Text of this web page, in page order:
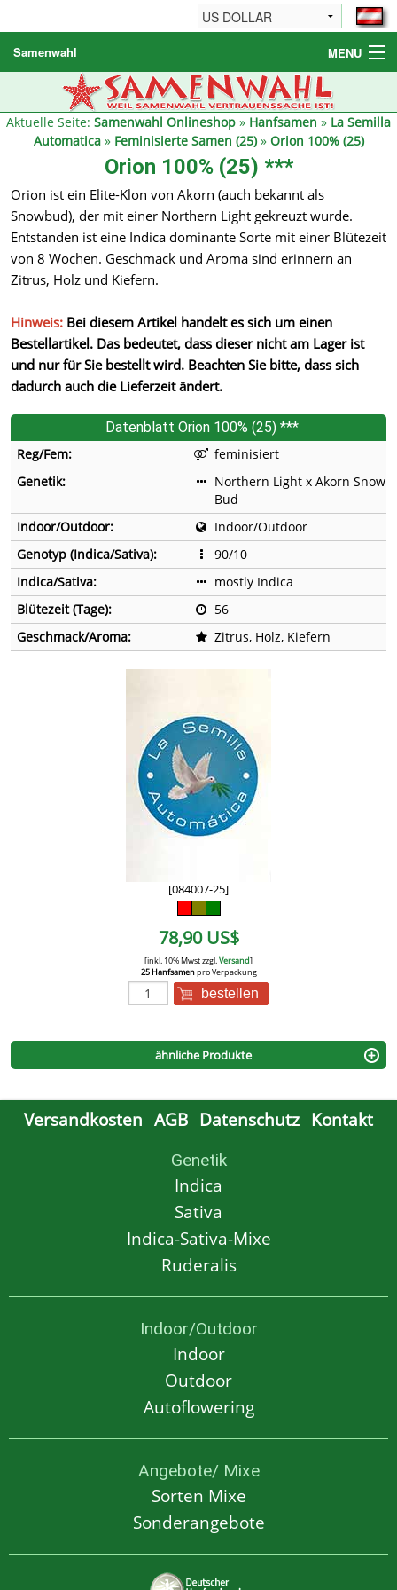
Samenwahl MENU
Hanfsamen
Weitere Produkte
Reseller
Aktuelle Seite: Samenwahl Onlineshop » Hanfsamen » La Semilla
Automatica» Feminisierte Samen (25)» Orion 100% (25)
Orion 100% (25) ***
Orion ist ein Elite-Klon von Akorn (auch bekannt als
Snowbud), der mit einer Northern Light gekreuzt wurde.
Entstanden ist eine Indica dominante Sorte mit einer Blütezeit
von 8 Wochen. Geschmack und Aroma sind erinnern an
Zitrus, Holz und Kiefern.
Hinweis: Bei diesem Artikel handelt es sich um einen
Bestellartikel. Das bedeutet, dass dieser nicht am Lager ist
und nur für Sie bestellt wird. Beachten Sie bitte, dass sich
dadurch auch die Lieferzeit ändert.
Datenblatt Orion 100% (25) ***
Reg/Fem:
feminisiert
Genetik:
Northern Light x Akorn Snow
Bud
Indoor/Outdoor:
Indoor/Outdoor
Genotyp (Indica/Sativa):
90/10
Indica/Sativa:
mostly Indica
Blütezeit (Tage):
56
Geschmack/Aroma:
Zitrus, Holz, Kiefern
[084007-25]
78,90 US$
[inkl. 10% Mwst zzgl.Versand]
25 Hanfsamenpro Verpackung
bestellen
ähnliche Produkte
Versandkosten AGB Datenschutz Kontakt
Genetik
Indica
Sativa
Indica-Sativa-Mixe
Ruderalis
Indoor/Outdoor
Indoor
Outdoor
Autoflowering
Angebote/ Mixe
Sorten Mixe
Sonderangebote